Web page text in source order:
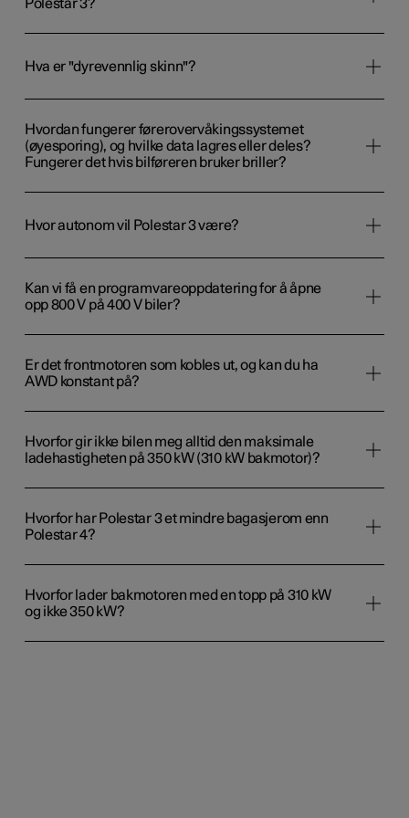
Polestar 3?
Hva er "dyrevennlig skinn"?
Hvordan fungerer førerovervåkingssystemet
(øyesporing), og hvilke data lagres eller deles?
Fungerer det hvis bilføreren bruker briller?
Hvor autonom vil Polestar 3 være?
Kan vi få en programvareoppdatering for å åpne
opp 800 V på 400 V biler?
Er det frontmotoren som kobles ut, og kan du ha
AWD konstant på?
Hvorfor gir ikke bilen meg alltid den maksimale
ladehastigheten på 350 kW (310 kW bakmotor)?
Hvorfor har Polestar 3 et mindre bagasjerom enn
Polestar 4?
Hvorfor lader bakmotoren med en topp på 310 kW
og ikke 350 kW?